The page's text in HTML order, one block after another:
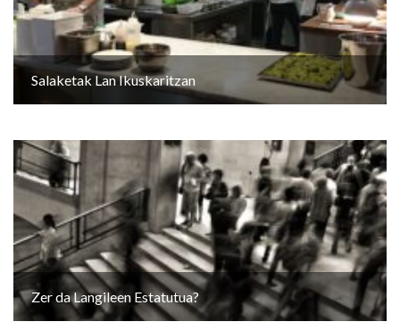
Salaketak Lan Ikuskaritzan
Zer da Langileen Estatutua?